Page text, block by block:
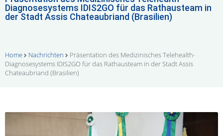
Diagnosesystems IDIS2GO für das Rathausteam in
der Stadt Assis Chateaubriand (Brasilien)
Home Nachrichten
Präsentation des Medizinisches Telehealth-
Diagnosesystems IDIS2GO für das Rathausteam in der Stadt Assis
Chateaubriand (Brasilien)